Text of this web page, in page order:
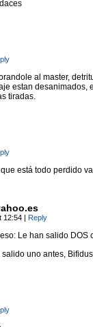
al master,
estan desanimados,
tiradas.
está todo perdido
12:54 | Reply
Le han salido DOS
uno antes,